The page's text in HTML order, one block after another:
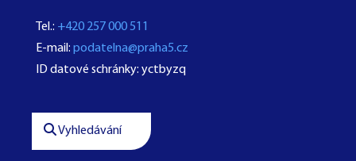
Tel.: +420 257 000 511
E-mail: podatelna@praha5.cz
ID datové schránky: yctbyzq
Vyhledávání